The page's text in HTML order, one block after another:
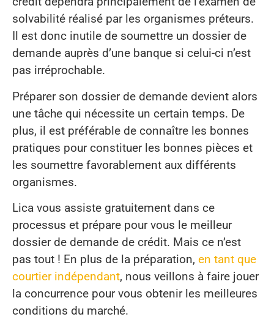
solvabilité réalisé par les organismes préteurs.
Il est donc inutile de soumettre un dossier de
demande auprès d’une banque si celui-ci n’est
pas irréprochable.
Préparer son dossier de demande devient alors
une tâche qui nécessite un certain temps. De
plus, il est préférable de connaître les bonnes
pratiques pour constituer les bonnes pièces et
les soumettre favorablement aux différents
organismes.
Lica vous assiste gratuitement dans ce
processus et prépare pour vous le meilleur
dossier de demande de crédit. Mais ce n’est
pas tout ! En plus de la préparation, en tant que
courtier indépendant, nous veillons à faire jouer
la concurrence pour vous obtenir les meilleures
conditions du marché.